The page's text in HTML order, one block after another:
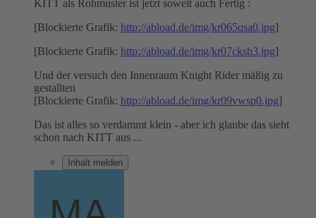
KITT als Rohmuster ist jetzt soweit auch Fertig :
[Blockierte Grafik: http://abload.de/img/kr065qsa0.jpg]
[Blockierte Grafik: http://abload.de/img/kr07cksh3.jpg]
Und der versuch den Innenraum Knight Rider mäßig zu
gestallten
[Blockierte Grafik: http://abload.de/img/kr09vwsp0.jpg]
Das ist alles so verdammt klein - aber ich glaube das sieht
schon nach KITT aus ...
Inhalt melden